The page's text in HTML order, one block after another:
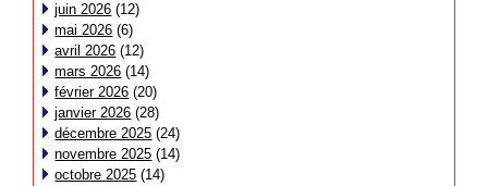
juin 2026 (12)
mai 2026 (6)
avril 2026 (12)
mars 2026 (14)
février 2026 (20)
janvier 2026 (28)
décembre 2025 (24)
novembre 2025 (14)
octobre 2025 (14)